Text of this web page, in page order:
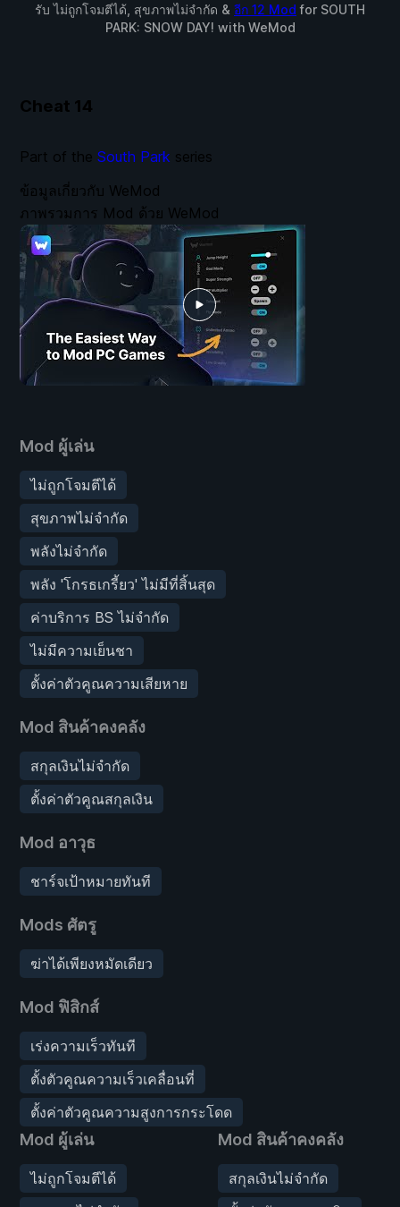
รับ ไม่ถูกโจมตีได้, สุขภาพไม่จำกัด & อีก 12 Mod for SOUTH
PARK: SNOW DAY! with WeMod
Cheat 14
Mod ผู้เล่น
ไม่ถูกโจมตีได้
สุขภาพไม่จำกัด
พลังไม่จำกัด
พลัง 'โกรธเกรี้ยว' ไม่มีที่สิ้นสุด
ค่าบริการ BS ไม่จำกัด
ไม่มีความเย็นชา
ตั้งค่าตัวคูณความเสียหาย
Mod สินค้าคงคลัง
สกุลเงินไม่จำกัด
ตั้งค่าตัวคูณสกุลเงิน
Mod อาวุธ
ชาร์จเป้าหมายทันที
Mods ศัตรู
ฆ่าได้เพียงหมัดเดียว
Mod ฟิสิกส์
เร่งความเร็วทันที
ตั้งตัวคูณความเร็วเคลื่อนที่
ตั้งค่าตัวคูณความสูงการกระโดด
Mod ผู้เล่น
ไม่ถูกโจมตีได้
Mod สินค้าคงคลัง
สกุลเงินไม่จำกัด
ข้อมูลเกี่ยวกับ WeMod
ภาพรวมการ Mod ด้วย WeMod
Part of the South Park series